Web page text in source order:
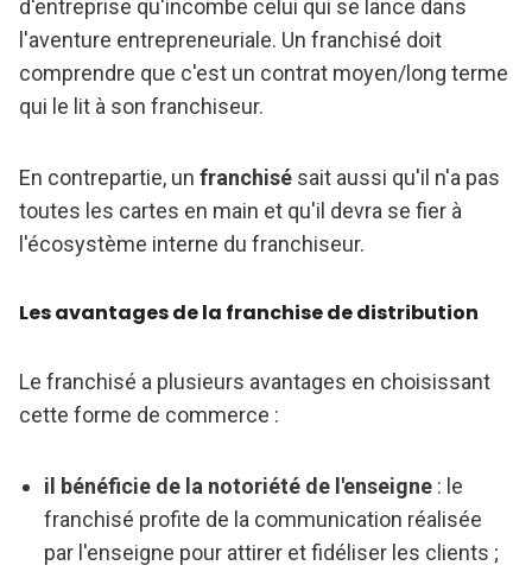
d'entreprise qu'incombe celui qui se lance dans
l'aventure entrepreneuriale. Un franchisé doit
comprendre que c'est un contrat moyen/long terme
qui le lit à son franchiseur.
En contrepartie, un franchisé sait aussi qu'il n'a pas
toutes les cartes en main et qu'il devra se fier à
l'écosystème interne du franchiseur.
Les avantages de la franchise de distribution
Le franchisé a plusieurs avantages en choisissant
cette forme de commerce :
il bénéficie de la notoriété de l'enseigne: le
franchisé profite de la communication réalisée
par l'enseigne pour attirer et fidéliser les clients ;